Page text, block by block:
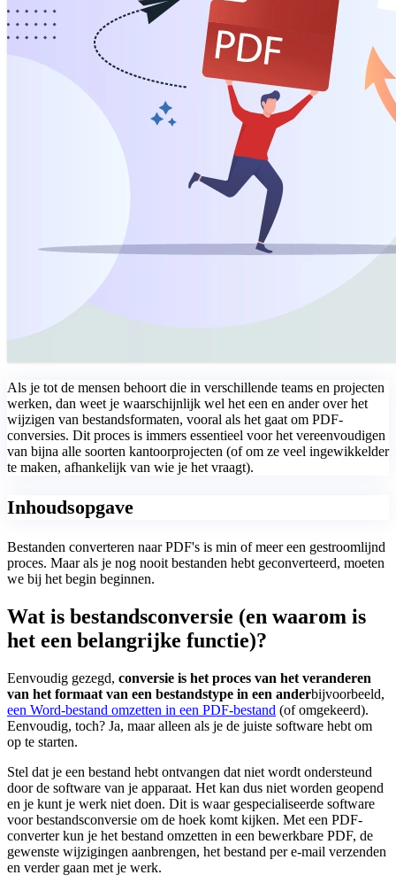
Als je tot de mensen behoort die in verschillende teams en projecten
werken, dan weet je waarschijnlijk wel het een en ander over het
wijzigen van bestandsformaten, vooral als het gaat om PDF-
conversies. Dit proces is immers essentieel voor het vereenvoudigen
van bijna alle soorten kantoorprojecten (of om ze veel ingewikkelder
te maken, afhankelijk van wie je het vraagt).
Inhoudsopgave
Bestanden converteren naar PDF's is min of meer een gestroomlijnd
proces. Maar als je nog nooit bestanden hebt geconverteerd, moeten
we bij het begin beginnen.
Wat is bestandsconversie (en waarom is
het een belangrijke functie)?
Eenvoudig gezegd, conversie is het proces van het veranderen
van het formaat van een bestandstype in een anderbijvoorbeeld,
een Word-bestand omzetten in een PDF-bestand (of omgekeerd).
Eenvoudig, toch? Ja, maar alleen als je de juiste software hebt om
op te starten.
Stel dat je een bestand hebt ontvangen dat niet wordt ondersteund
door de software van je apparaat. Het kan dus niet worden geopend
en je kunt je werk niet doen. Dit is waar gespecialiseerde software
voor bestandsconversie om de hoek komt kijken. Met een PDF-
converter kun je het bestand omzetten in een bewerkbare PDF, de
gewenste wijzigingen aanbrengen, het bestand per e-mail verzenden
en verder gaan met je werk.